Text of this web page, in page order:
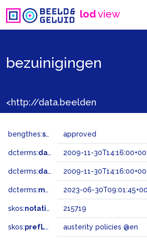
lodview
bezuinigingen
bengthes:status approved
dcterms:dateAccepted 2009-11-
dcterms:dateSubmitted 2009-11-
dcterms:modified 2023-06-
skos:notation 215719
skos:prefLabel austerity policies @en